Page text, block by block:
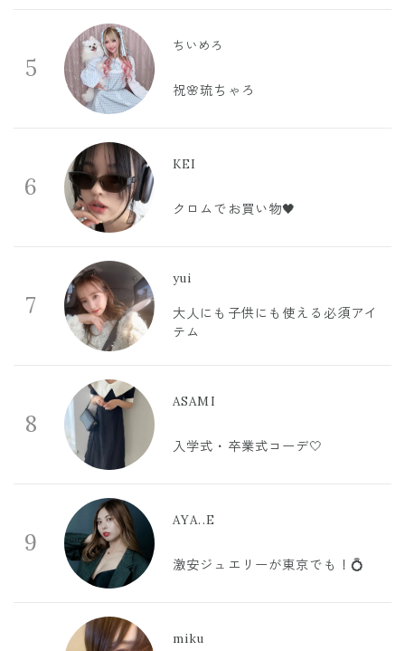
5
ちいめろ
祝🌸琉ちゃろ
6
KEI
クロムでお買い物🖤
7
yui
大人にも子供にも使える必須アイ
テム
8
ASAMI
入学式・卒業式コーデ🤍
9
AYA..E
激安ジュエリーが東京でも！💍
miku